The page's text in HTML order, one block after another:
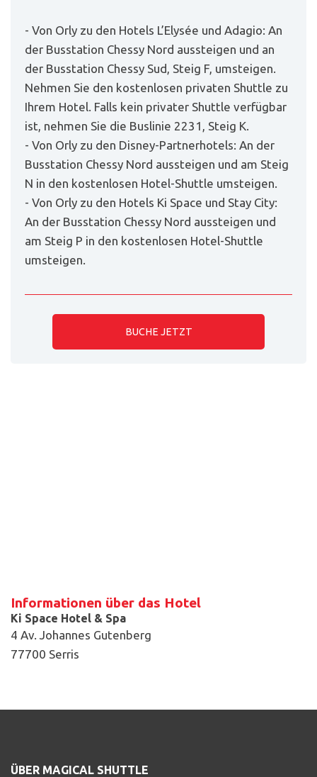
- Von Orly zu den Hotels L’Elysée und Adagio: An
der Busstation Chessy Nord aussteigen und an
der Busstation Chessy Sud, Steig F, umsteigen.
Nehmen Sie den kostenlosen privaten Shuttle zu
Ihrem Hotel. Falls kein privater Shuttle verfügbar
ist, nehmen Sie die Buslinie 2231, Steig K.
- Von Orly zu den Disney-Partnerhotels: An der
Busstation Chessy Nord aussteigen und am Steig
N in den kostenlosen Hotel-Shuttle umsteigen.
- Von Orly zu den Hotels Ki Space und Stay City:
An der Busstation Chessy Nord aussteigen und
am Steig P in den kostenlosen Hotel-Shuttle
umsteigen.
BUCHE JETZT
Informationen über das Hotel
Ki Space Hotel & Spa
4 Av. Johannes Gutenberg
77700 Serris
ÜBER MAGICAL SHUTTLE